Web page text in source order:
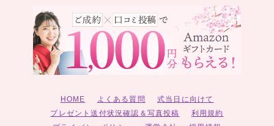
HOME よくある質問
式当日に向けて
プレゼント送付状況確認＆写真投稿
利用規約